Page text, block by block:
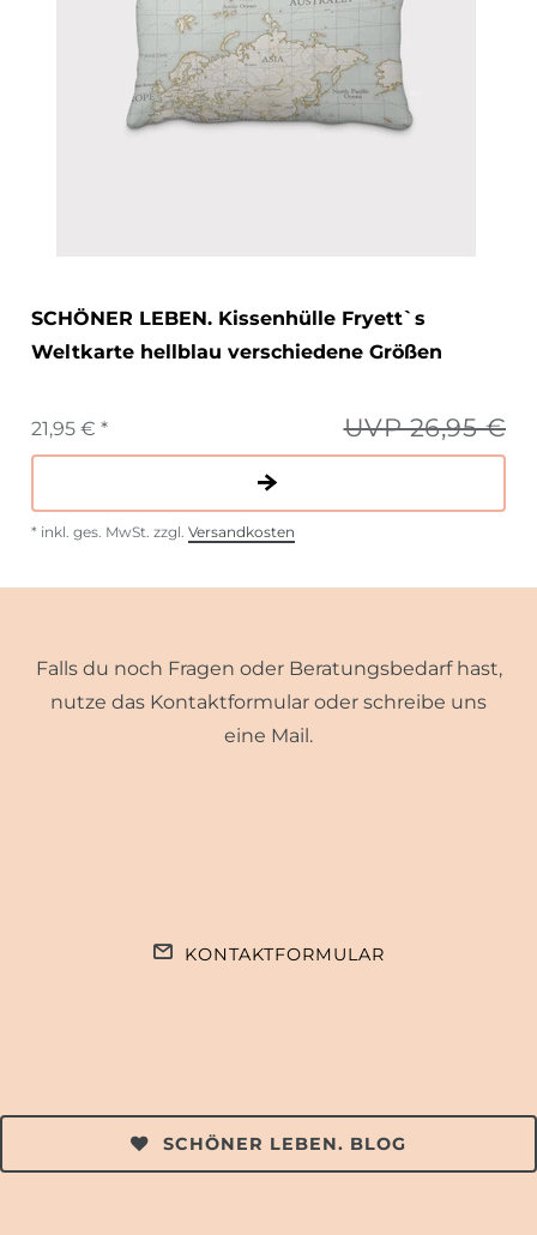
SCHÖNER LEBEN. Kissenhülle Fryett`s
Weltkarte hellblau verschiedene Größen
UVP 26,95 €
21,95 € *
* inkl. ges. MwSt. zzgl. Versandkosten
Falls du noch Fragen oder Beratungsbedarf hast,
nutze das Kontaktformular oder schreibe uns
eine Mail.
KONTAKTFORMULAR
SCHÖNER LEBEN. BLOG